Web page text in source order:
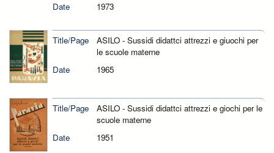
Date
1973
Title/Page
ASILO - Sussidi didattci attrezzi e giuochi per
le scuole materne
Date
1965
Title/Page
ASILO - Sussidi didattci attrezzi e giochi per le
scuole materne
Date
1951